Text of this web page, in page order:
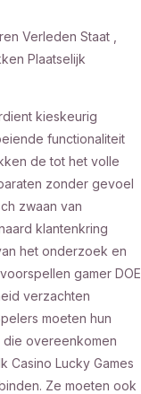
Verleden Staat ,
Plaatselijk
kieskeurig
functionaliteit
de tot het volle
zonder gevoel
zwaan van
klantenkring
het onderzoek en
gamer DOE
verzachten
moeten hun
overeenkomen
Casino Lucky Games
Ze moeten ook